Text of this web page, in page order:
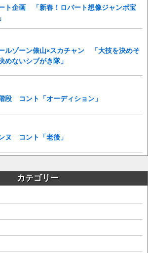
ト企画 「新春！ロバート想像ジャンボ宝
ルゾーン俵山×スカチャン 「大技を決めそ
めないシブがき隊」
段 コント「オーディション」
ヌ コント「老後」
カテゴリー